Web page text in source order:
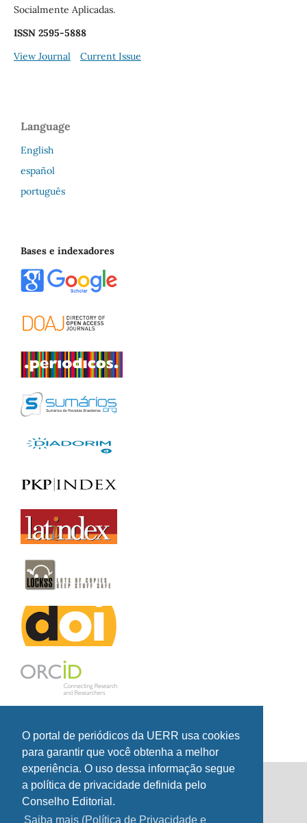
O portal de periódicos da UERR usa cookies
para garantir que você obtenha a melhor
experiência. O uso dessa informação segue
a política de privacidade definida pelo
Conselho Editorial.
Saiba mais (Política de Privacidade e
Socialmente Aplicadas.
ISSN 2595-5888
View Journal
Current Issue
Language
English
español
português
Bases e indexadores
State University of Roraima Journals Portal
State University of Roraima